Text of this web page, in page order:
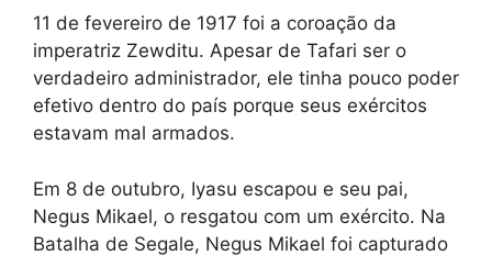
11 de fevereiro de 1917 foi a coroação da
imperatriz Zewditu. Apesar de Tafari ser o
verdadeiro administrador, ele tinha pouco poder
efetivo dentro do país porque seus exércitos
estavam mal armados.
Em 8 de outubro, Iyasu escapou e seu pai,
Negus Mikael, o resgatou com um exército. Na
Batalha de Segale, Negus Mikael foi capturado